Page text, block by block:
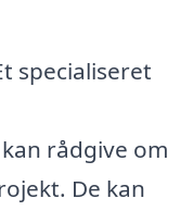
specialiseret
rådgive om
De kan